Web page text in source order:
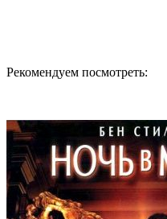
Рекомендуем посмотреть: